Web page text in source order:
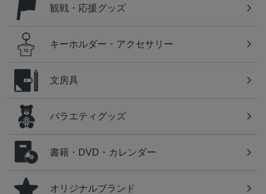
観戦・応援グッズ
キーホルダー・アクセサリー
文房具
バラエティグッズ
書籍・DVD・カレンダー
オリジナルブランド